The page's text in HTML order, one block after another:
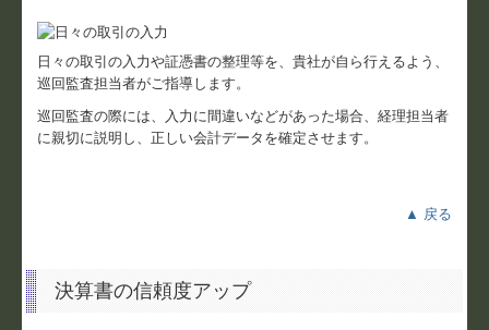
日々の取引の入力や証憑書の整理等を、貴社が自ら行えるよう、
巡回監査担当者がご指導します。
巡回監査の際には、入力に間違いなどがあった場合、経理担当者
に親切に説明し、正しい会計データを確定させます。
▲ 戻る
決算書の信頼度アップ